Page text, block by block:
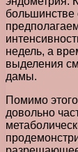
большинстве
недель, а
выделения
дамы.
Помимо
довольно